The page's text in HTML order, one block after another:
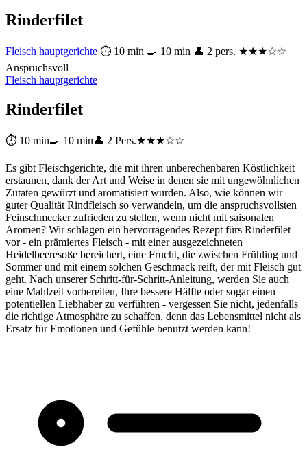
Rinderfilet
Fleisch hauptgerichte ⏱ 10 min 🍳 10 min 👤 2 pers. ★★★☆☆
Anspruchsvoll
Fleisch hauptgerichte
Rinderfilet
⏱ 10 min🍳 10 min👤 2 Pers.★★★☆☆
Es gibt Fleischgerichte, die mit ihren unberechenbaren Köstlichkeit
erstaunen, dank der Art und Weise in denen sie mit ungewöhnlichen
Zutaten gewürzt und aromatisiert wurden. Also, wie können wir
guter Qualität Rindfleisch so verwandeln, um die anspruchsvollsten
Feinschmecker zufrieden zu stellen, wenn nicht mit saisonalen
Aromen? Wir schlagen ein hervorragendes Rezept fürs Rinderfilet
vor - ein prämiertes Fleisch - mit einer ausgezeichneten
Heidelbeeresoße bereichert, eine Frucht, die zwischen Frühling und
Sommer und mit einem solchen Geschmack reift, der mit Fleisch gut
geht. Nach unserer Schritt-für-Schritt-Anleitung, werden Sie auch
eine Mahlzeit vorbereiten, Ihre bessere Hälfte oder sogar einen
potentiellen Liebhaber zu verführen - vergessen Sie nicht, jedenfalls
die richtige Atmosphäre zu schaffen, denn das Lebensmittel nicht als
Ersatz für Emotionen und Gefühle benutzt werden kann!